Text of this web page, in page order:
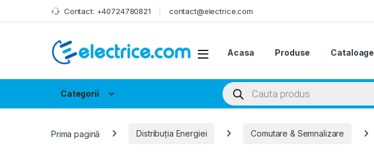
Skip to navigation
Skip to content Contact: +40724780821 contact@electrice.com
Acasa Produse Cataloage
Categorii
Products search
Prima pagină Distribuția Energiei Comutare & Semnalizare